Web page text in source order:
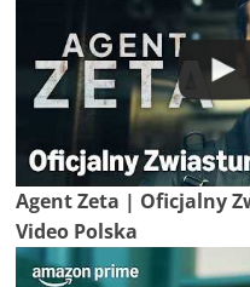
Agent Zeta | Oficjalny
Video Polska